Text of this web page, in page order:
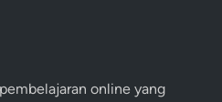
online yang